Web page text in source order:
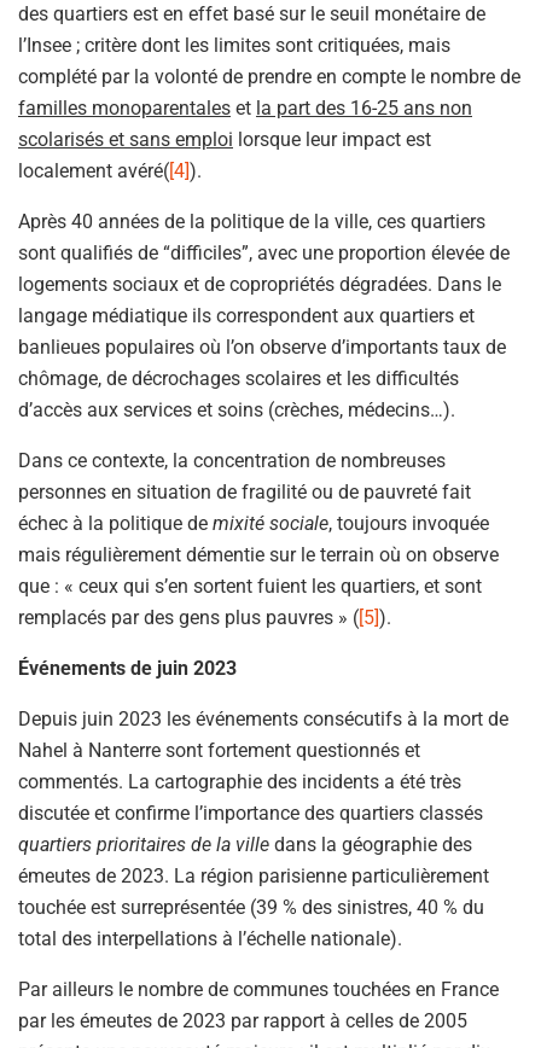
des quartiers est en effet basé sur le seuil monétaire de
l’Insee ; critère dont les limites sont critiquées, mais
complété par la volonté de prendre en compte le nombre de
familles monoparentales et la part des 16-25 ans non
scolarisés et sans emploi lorsque leur impact est
localement avéré([4]).
Après 40 années de la politique de la ville, ces quartiers
sont qualifiés de “difficiles”, avec une proportion élevée de
logements sociaux et de copropriétés dégradées. Dans le
langage médiatique ils correspondent aux quartiers et
banlieues populaires où l’on observe d’importants taux de
chômage, de décrochages scolaires et les difficultés
d’accès aux services et soins (crèches, médecins…).
Dans ce contexte, la concentration de nombreuses
personnes en situation de fragilité ou de pauvreté fait
échec à la politique de mixité sociale, toujours invoquée
mais régulièrement démentie sur le terrain où on observe
que : « ceux qui s’en sortent fuient les quartiers, et sont
remplacés par des gens plus pauvres » ([5]).
Événements de juin 2023
Depuis juin 2023 les événements consécutifs à la mort de
Nahel à Nanterre sont fortement questionnés et
commentés. La cartographie des incidents a été très
discutée et confirme l’importance des quartiers classés
quartiers prioritaires de la ville dans la géographie des
émeutes de 2023. La région parisienne particulièrement
touchée est surreprésentée (39 % des sinistres, 40 % du
total des interpellations à l’échelle nationale).
Par ailleurs le nombre de communes touchées en France
par les émeutes de 2023 par rapport à celles de 2005